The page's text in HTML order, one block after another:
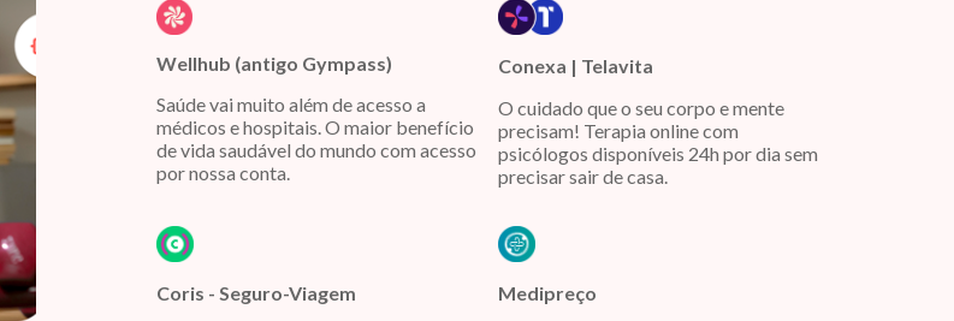
Wellhub (antigo Gympass)
Saúde vai muito além de acesso a
médicos e hospitais. O maior benefício
de vida saudável do mundo com acesso
por nossa conta.
Conexa | Telavita
O cuidado que o seu corpo e mente
precisam! Terapia online com
psicólogos disponíveis 24h por dia sem
precisar sair de casa.
Coris - Seguro-Viagem
Medipreço